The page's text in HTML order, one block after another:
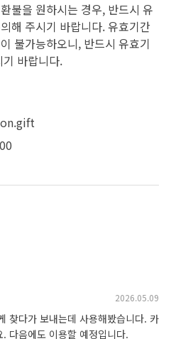
불을 원하시는 경우, 반드시 유
해 주시기 바랍니다. 유효기간
불가능하오니, 반드시 유효기
바랍니다.
2026.05.09
찾다가 보내는데 사용해봤습니다. 카
다음에도 이용할 예정입니다.